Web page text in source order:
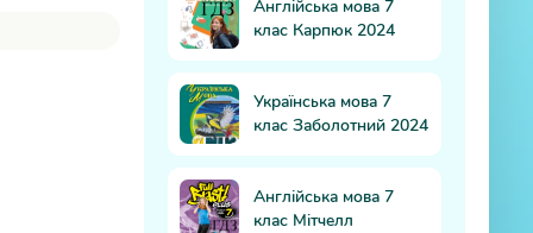
Англійська мова 7
клас Карпюк 2024
Українська мова 7
клас Заболотний 2024
Англійська мова 7
клас Мітчелл